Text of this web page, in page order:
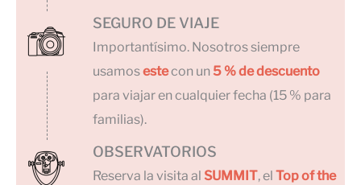
SEGURO DE VIAJE
Importantísimo. Nosotros siempre
usamosestecon un 5 % de descuento
para viajar en cualquier fecha (15 % para
familias).
OBSERVATORIOS
Reserva la visita al SUMMIT, el Top of the